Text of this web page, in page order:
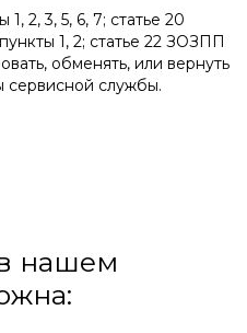
1, 2, 3, 5, 6, 7; статье 20
1, 2; статье 22 ЗОЗПП
обменять, или вернуть
сервисной службы.
нашем